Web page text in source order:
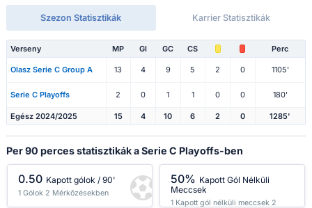
Szezon Statisztikák Karrier Statisztikák
Verseny MP Gl GC CS Perc
Olasz Serie C Group A 13 4 9 5 2 0 1105'
Serie C Playoffs 2 0 1 1 0 0 180'
Egész 2024/2025 15 4 10 6 2 0 1285'
Per 90 perces statisztikák a Serie C Playoffs-ben
0.50 Kapott gólok / 90'
1 Gólok 2 Mérkőzésekben
50% Kapott Gól Nélküli
Meccsek
1 Kapott gól nélküli meccsek 2